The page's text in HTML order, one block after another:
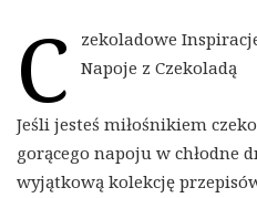
C
zekoladowe
Napoje z Czekoladą
Jeśli jesteś miłośnikiem
gorącego napoju w chłodne
wyjątkową kolekcję